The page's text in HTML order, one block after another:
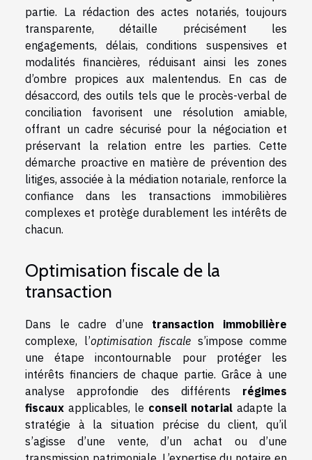
partie. La rédaction des actes notariés, toujours
transparente, détaille précisément les
engagements, délais, conditions suspensives et
modalités financières, réduisant ainsi les zones
d’ombre propices aux malentendus. En cas de
désaccord, des outils tels que le procès-verbal de
conciliation favorisent une résolution amiable,
offrant un cadre sécurisé pour la négociation et
préservant la relation entre les parties. Cette
démarche proactive en matière de prévention des
litiges, associée à la médiation notariale, renforce la
confiance dans les transactions immobilières
complexes et protège durablement les intérêts de
chacun.
Optimisation fiscale de la
transaction
Dans le cadre d’une transaction immobilière
complexe, l’optimisation fiscale s’impose comme
une étape incontournable pour protéger les
intérêts financiers de chaque partie. Grâce à une
analyse approfondie des différents régimes
fiscaux applicables, le conseil notarial adapte la
stratégie à la situation précise du client, qu’il
s’agisse d’une vente, d’un achat ou d’une